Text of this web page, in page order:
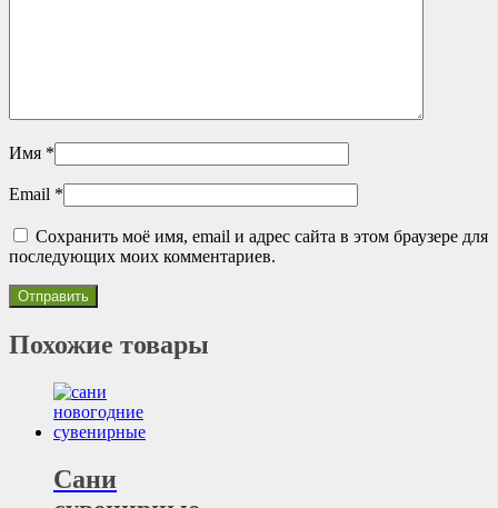
Имя *
Email *
Сохранить моё имя, email и адрес сайта в этом браузере для
последующих моих комментариев.
Похожие товары
Сани